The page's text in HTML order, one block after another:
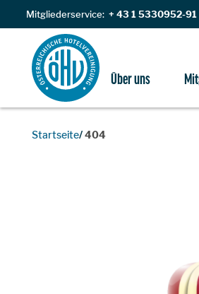
Zum Inhalt
Mitgliederservice: + 43 1 5330952-91
Über uns
Startseite 404